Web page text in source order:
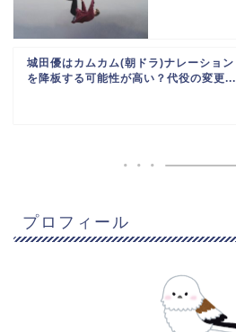
城田優はカムカム(朝ドラ)ナレーション
を降板する可能性が高い？代役の変更...
プロフィール